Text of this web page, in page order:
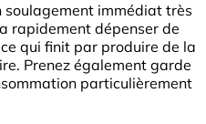
soulagement immédiat très
rapidement dépenser de
qui finit par produire de la
Prenez également garde
particulièrement